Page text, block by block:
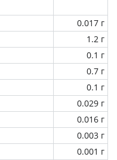
0.017 г
1.2 г
0.1 г
0.7 г
0.1 г
0.029 г
0.016 г
0.003 г
0.001 г